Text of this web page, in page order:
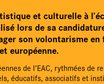
et culturelle à
lors de sa
son volontarisme en
européenne.
de l’EAC, rythmées de
éducatifs, associatifs et